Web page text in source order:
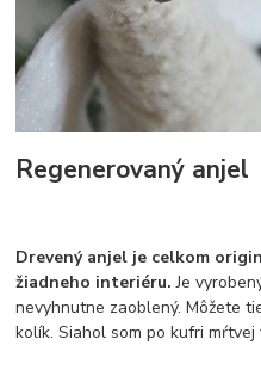
Regenerovaný anjel
Drevený anjel je celkom
žiadneho interiéru.Je
nevyhnutne zaoblený. Môžete
kolík. Siahol som po kufri mŕtvej